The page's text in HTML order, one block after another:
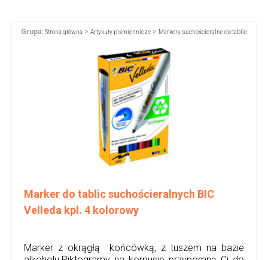
Grupa: Strona główna > Artykuły piśmiennicze > Markery suchościeralne do tablic
Marker do tablic suchościeralnych BIC
Velleda kpl. 4 kolorowy
Marker z okrągłą końcówką, z tuszem na bazie